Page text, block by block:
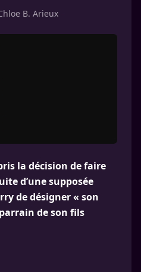
B. Arieux
la décision de faire
d’une supposée
de désigner « son
de son fils